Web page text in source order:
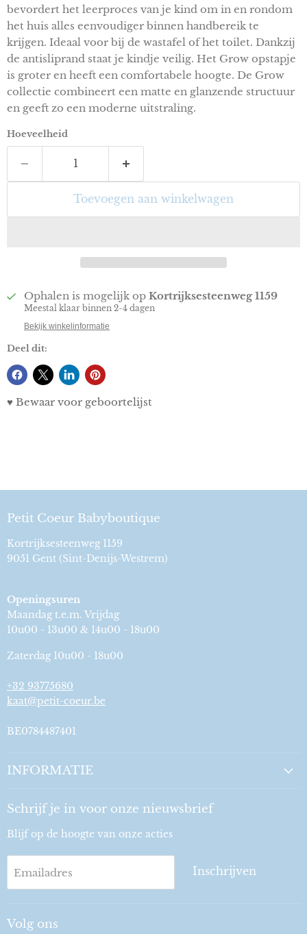
bevordert het leerproces van je kind om in en rondom
het huis alles eenvoudiger binnen handbereik te
krijgen. Ideaal voor bij de wastafel of het toilet. Dankzij
de antisliprand staat je kindje veilig. Het Grow opstapje
is groter en heeft een comfortabele hoogte. De Grow
collectie combineert een matte en glanzende structuur
en geeft zo een moderne uitstraling.
Hoeveelheid
Toevoegen aan winkelwagen
Ophalen is mogelijk op Kortrijksesteenweg 1159
Meestal klaar binnen 2-4 dagen
Bekijk winkelinformatie
Deel dit:
♥ Bewaar voor geboortelijst
Petit Coeur Babyboutique
Kortrijksesteenweg 1159
9051 Gent (Sint-Denijs-Westrem)
Openingsuren
Maandag t.e.m. Vrijdag
10u00 - 13u00 & 14u00 - 18u00
Zaterdag 10u00 - 18u00
+32 93775680
kaat@petit-coeur.be
BE0784487401
INFORMATIE
Schrijf je in voor onze nieuwsbrief
Blijf op de hoogte van onze acties
Emailadres Inschrijven
Volg ons